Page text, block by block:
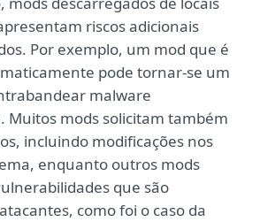
riscos adicionais
Por exemplo, um mod que é
pode tornar-se um
malware
Muitos mods solicitam também
incluindo modificações nos
enquanto outros mods
que são
como foi o caso da